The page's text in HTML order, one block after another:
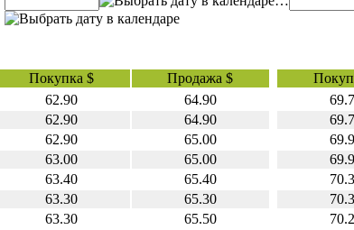
Покупка $ Продажа $
62.90 64.90
62.90 64.90
62.90 65.00
63.00 65.00
63.40 65.40
63.30 65.30
63.30 65.50